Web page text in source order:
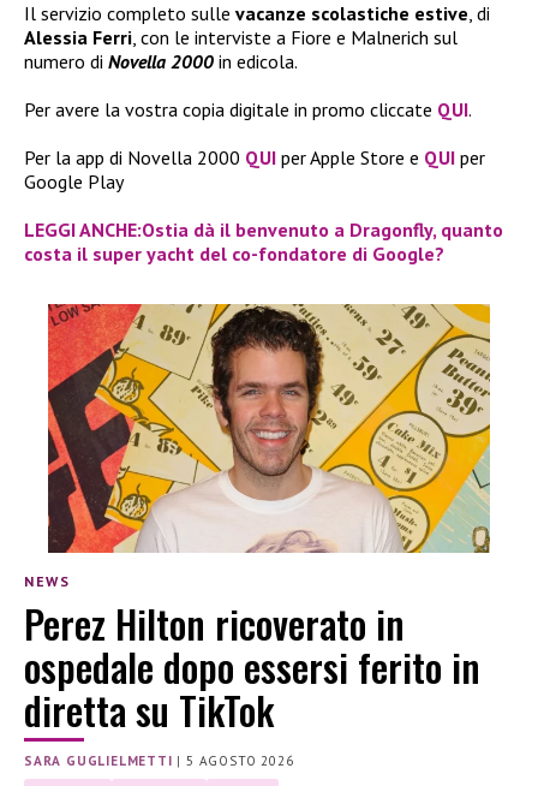
Il servizio completo sulle vacanze scolastiche estive, di
Alessia Ferri, con le interviste a Fiore e Malnerich sul
numero di Novella 2000 in edicola.
Per avere la vostra copia digitale in promo cliccate QUI.
Per la app di Novella 2000 QUI per Apple Store e QUI per
Google Play
LEGGI ANCHE:Ostia dà il benvenuto a Dragonfly, quanto
costa il super yacht del co-fondatore di Google?
NEWS
Perez Hilton ricoverato in
ospedale dopo essersi ferito in
diretta su TikTok
SARA GUGLIELMETTI |5 AGOSTO 2026